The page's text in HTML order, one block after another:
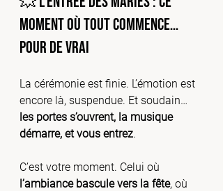
moment où tout commence…
pour de vrai
La cérémonie est finie. L’émotion est
encore là, suspendue. Et soudain…
les portes s’ouvrent, la musique
démarre, et vous entrez.
C’est votre moment. Celui où
l’ambiance bascule vers la fête, où